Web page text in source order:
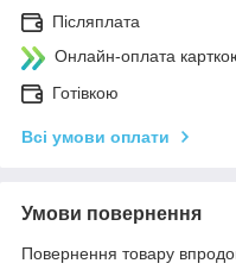
Післяплата
Онлайн-оплата
Готівкою
Всі умови оплати
Умови повернення
Повернення товару